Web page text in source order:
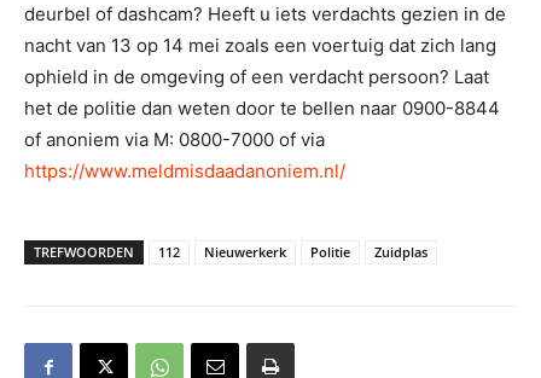
deurbel of dashcam? Heeft u iets verdachts gezien in de
nacht van 13 op 14 mei zoals een voertuig dat zich lang
ophield in de omgeving of een verdacht persoon? Laat
het de politie dan weten door te bellen naar 0900-8844
of anoniem via M: 0800-7000 of via
https://www.meldmisdaadanoniem.nl/
TREFWOORDEN 112 Nieuwerkerk Politie Zuidplas